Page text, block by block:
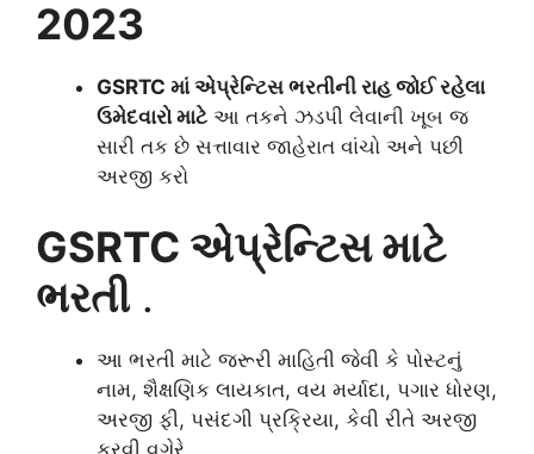
2023
GSRTC માં એપ્રેન્ટિસ ભરતીની રાહ જોઈ રહેલા
ઉમેદવારો માટે આ તકને ઝડપી લેવાની ખૂબ જ
સારી તક છે સત્તાવાર જાહેરાત વાંચો અને પછી
અરજી કરો
GSRTC એપ્રેન્ટિસ માટે
ભરતી .
આ ભરતી માટે જરૂરી માહિતી જેવી કે પોસ્ટનું
નામ, શૈક્ષણિક લાયકાત, વય મર્યાદા, પગાર ધોરણ,
અરજી ફી, પસંદગી પ્રક્રિયા, કેવી રીતે અરજી